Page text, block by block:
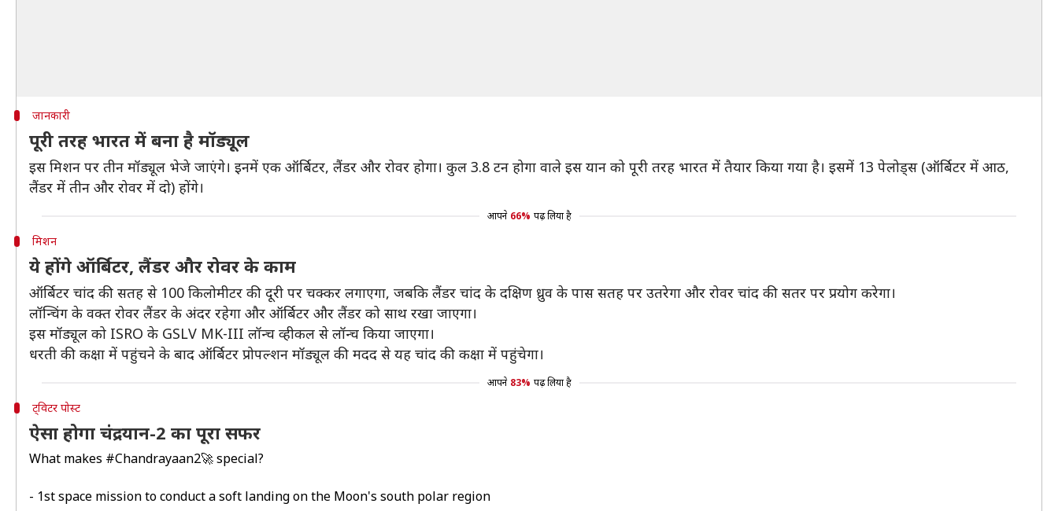
जानकारी
पूरी तरह भारत में बना है मॉड्यूल
इस मिशन पर तीन मॉड्यूल भेजे जाएंगे। इनमें एक ऑर्बिटर, लैंडर और रोवर होगा। कुल 3.8 टन होगा वाले इस यान को पूरी तरह भारत में तैयार किया गया है। इसमें 13 पेलोड्स (ऑर्बिटर में आठ,
लैंडर में तीन और रोवर में दो) होंगे।
आपने 66% पढ़ लिया है
मिशन
ये होंगे ऑर्बिटर, लैंडर और रोवर के काम
ऑर्बिटर चांद की सतह से 100 किलोमीटर की दूरी पर चक्कर लगाएगा, जबकि लैंडर चांद के दक्षिण ध्रुव के पास सतह पर उतरेगा और रोवर चांद की सतर पर प्रयोग करेगा।
लॉन्चिंग के वक्त रोवर लैंडर के अंदर रहेगा और ऑर्बिटर और लैंडर को साथ रखा जाएगा।
इस मॉड्यूल को ISRO के GSLV MK-III लॉन्च व्हीकल से लॉन्च किया जाएगा।
धरती की कक्षा में पहुंचने के बाद ऑर्बिटर प्रोपल्शन मॉड्यूल की मदद से यह चांद की कक्षा में पहुंचेगा।
आपने 83% पढ़ लिया है
ट्विटर पोस्ट
ऐसा होगा चंद्रयान-2 का पूरा सफर
What makes #Chandrayaan2🚀 special?
- 1st space mission to conduct a soft landing on the Moon's south polar region